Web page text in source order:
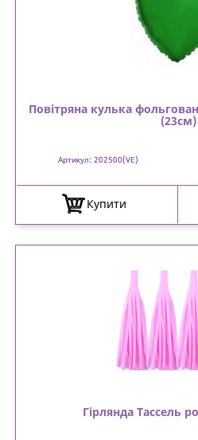
Повітряна кулька
(23см)
Артикул: 202500(VE)
Купити
Гірлянда Тассель